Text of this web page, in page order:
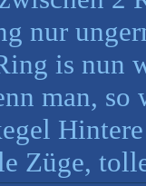
nur
is nun
man, so
Züge,